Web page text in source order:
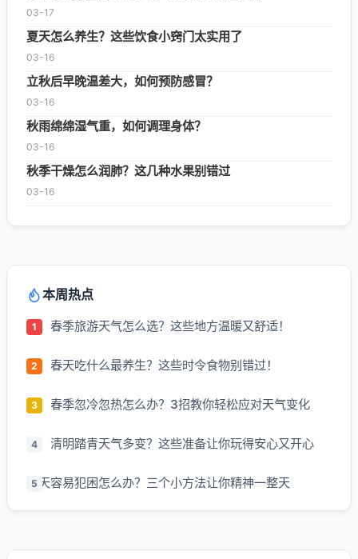
03-17
夏天怎么养生？这些饮食小窍门太实用了
03-16
立秋后早晚温差大，如何预防感冒？
03-16
秋雨绵绵湿气重，如何调理身体？
03-16
秋季干燥怎么润肺？这几种水果别错过
03-16
本周热点
春季旅游天气怎么选？这些地方温暖又舒适！
春天吃什么最养生？这些时令食物别错过！
春季忽冷忽热怎么办？3招教你轻松应对天气变化
清明踏青天气多变？这些准备让你玩得安心又开心
春天容易犯困怎么办？三个小方法让你精神一整天